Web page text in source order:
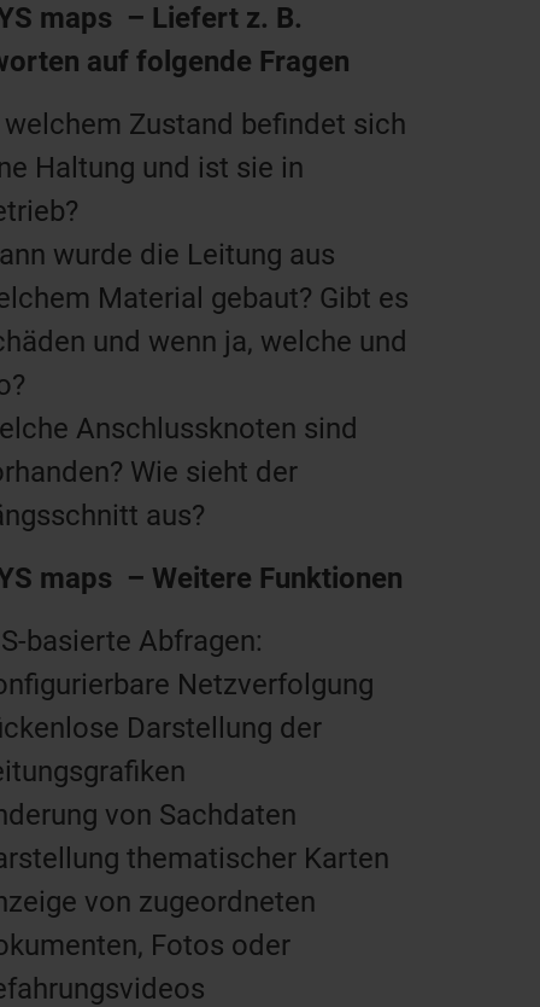
maps – Liefert z. B.
auf folgende Fragen
welchem Zustand befindet sich
Haltung und ist sie in
wurde die Leitung aus
Material gebaut? Gibt es
und wenn ja, welche und
Anschlussknoten sind
Wie sieht der
aus?
maps – Weitere Funktionen
basierte Abfragen:
Netzverfolgung
Darstellung der
von Sachdaten
thematischer Karten
von zugeordneten
Fotos oder